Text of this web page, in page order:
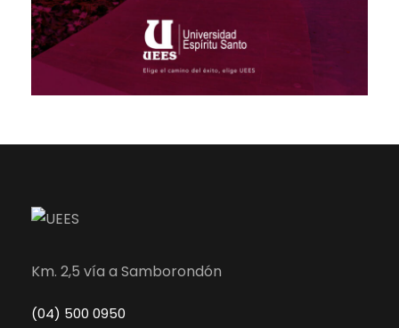
Km. 2,5 vía a Samborondón
(04) 500 0950